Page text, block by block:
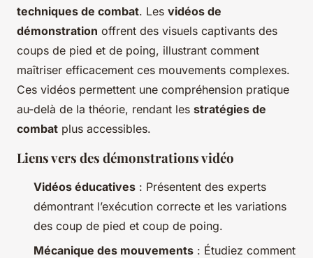
techniques de combat. Les vidéos de
démonstration offrent des visuels captivants des
coups de pied et de poing, illustrant comment
maîtriser efficacement ces mouvements complexes.
Ces vidéos permettent une compréhension pratique
au-delà de la théorie, rendant les stratégies de
combat plus accessibles.
Liens vers des démonstrations vidéo
Vidéos éducatives : Présentent des experts
démontrant l’exécution correcte et les variations
des coup de pied et coup de poing.
Mécanique des mouvements : Étudiez comment